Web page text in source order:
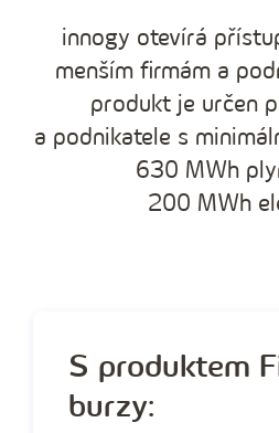
innogy otevírá
menším firmám a
produkt je určen
a podnikatele s
630 MWh
200 MWh
S produktem
burzy: